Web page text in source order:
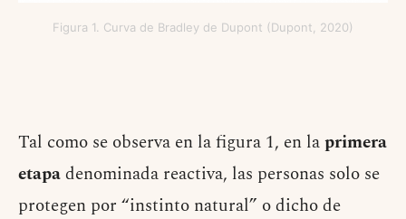
Figura 1. Curva de Bradley de Dupont (Dupont, 2020)
Tal como se observa en la figura 1, en laprimera
etapadenominada reactiva, las personas solo se
protegen por “instinto natural” o dicho de